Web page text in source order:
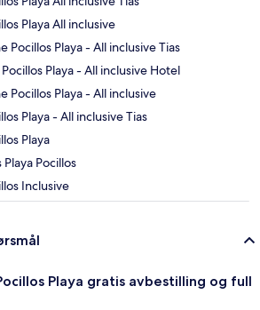
Playa All inclusive
Pocillos Playa - All inclusive Tias
Playa - All inclusive Hotel
Pocillos Playa - All inclusive
Playa - All inclusive Tias
Playa
Pocillos
Inclusive
Playa gratis avbestilling og full